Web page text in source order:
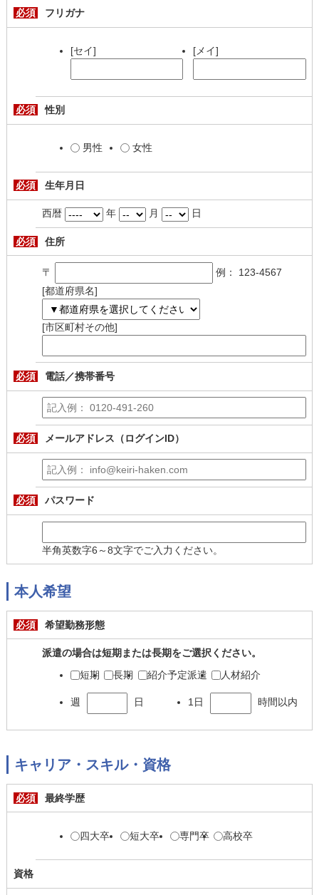
必須 フリガナ
[セイ] [メイ]
必須 性別
男性 女性
必須 生年月日
西暦 年 月 日
必須 住所
〒
例： 123-4567
[都道府県名]
[市区町村その他]
必須 電話／携帯番号
必須 メールアドレス（ログインID）
必須 パスワード
半角英数字6～8文字でご入力ください。
本人希望
必須 希望勤務形態
派遣の場合は短期または長期をご選択ください。
短期
長期 紹介予定派遣 人材紹介
週 日 1日 時間以内
キャリア・スキル・資格
必須 最終学歴
四大卒 短大卒 専門卒 高校卒
資格